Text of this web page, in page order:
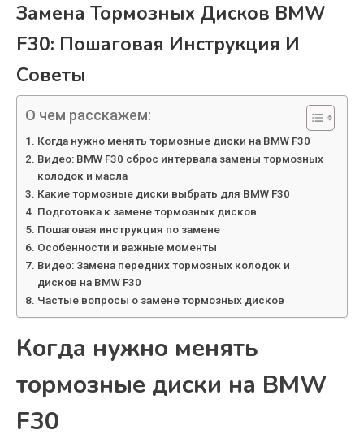
Замена Тормозных Дисков BMW
F30: Пошаговая Инструкция И
Советы
О чем расскажем:
Когда нужно менять тормозные диски на BMW F30
Видео: BMW F30 сброс интервала замены тормозных
колодок и масла
Какие тормозные диски выбрать для BMW F30
Подготовка к замене тормозных дисков
Пошаговая инструкция по замене
Особенности и важные моменты
Видео: Замена передних тормозных колодок и
дисков на BMW F30
Частые вопросы о замене тормозных дисков
Когда нужно менять
тормозные диски на BMW
F30